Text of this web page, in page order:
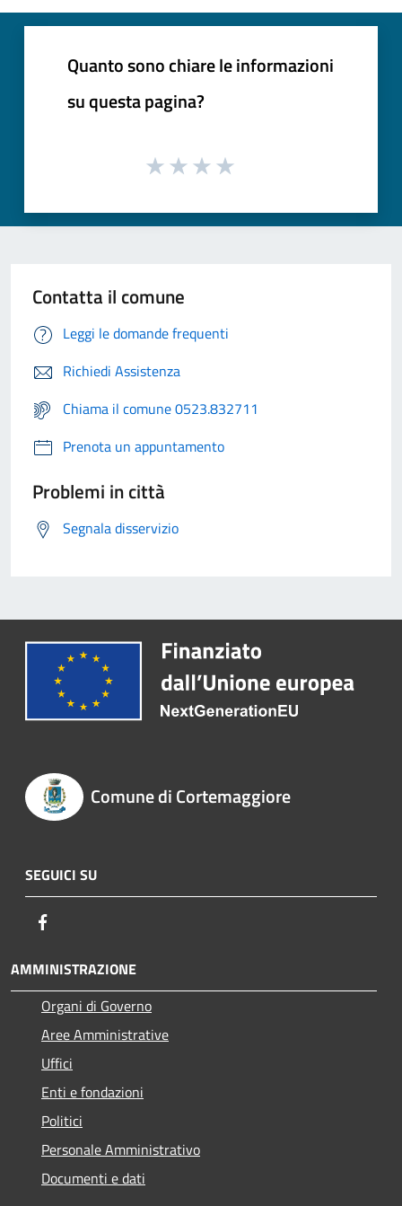
Quanto sono chiare le informazioni
su questa pagina?
Contatta il comune
Leggi le domande frequenti
Richiedi Assistenza
Chiama il comune 0523.832711
Prenota un appuntamento
Problemi in città
Segnala disservizio
Comune di Cortemaggiore
SEGUICI SU
AMMINISTRAZIONE
Organi di Governo
Aree Amministrative
Uffici
Enti e fondazioni
Politici
Personale Amministrativo
Documenti e dati